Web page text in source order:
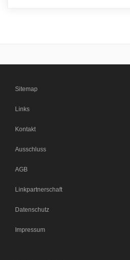
Sitemap
Links
Kontakt
Ausschluss
AGB
Linkpartnerschaft
Datenschutz
Impressum